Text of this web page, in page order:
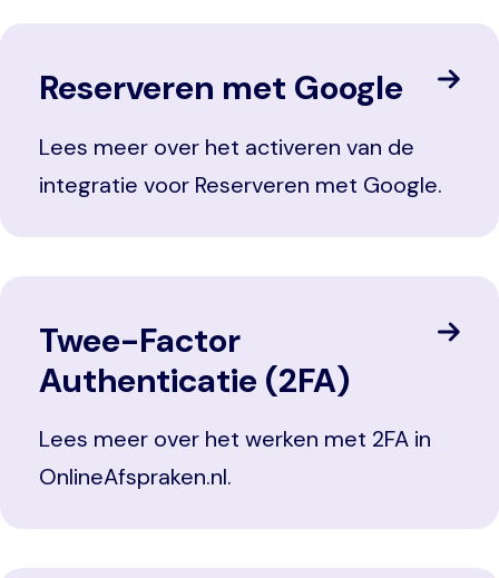
Reserveren met Google
Lees meer over het activeren van de
integratie voor Reserveren met Google.
Twee-Factor
Authenticatie (2FA)
Lees meer over het werken met 2FA in
OnlineAfspraken.nl.